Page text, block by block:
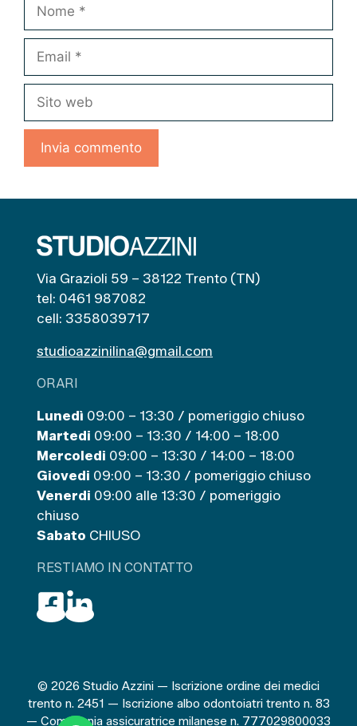
web
Via Grazioli 59 – 38122 Trento (TN)
tel: 0461 987082
cell: 3358039717
studioazzinilina@gmail.com
ORARI
Lunedì 09:00 – 13:30 / pomeriggio chiuso
Martedi 09:00 – 13:30 / 14:00 – 18:00
Mercoledi 09:00 – 13:30 / 14:00 – 18:00
Giovedi 09:00 – 13:30 / pomeriggio chiuso
Venerdi 09:00 alle 13:30 / pomeriggio
chiuso
Sabato CHIUSO
RESTIAMO IN CONTATTO
© 2026 Studio Azzini — Iscrizione ordine dei medici
trento n. 2451 — Iscrizione albo odontoiatri trento n. 83
— Compagnia assicuratrice milanese n. 777029800033